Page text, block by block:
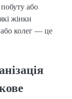
побуту або
жінки
або колег — це